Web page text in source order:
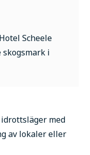
Scheele
skogsmark i
med
av lokaler eller